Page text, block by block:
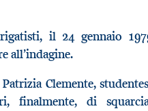
il 24 gennaio
all’indagine.
Clemente,
finalmente, di